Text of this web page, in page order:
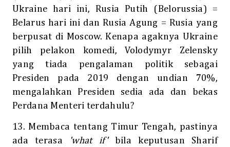
Ukraine hari ini, Rusia Putih (Belorussia) =
Belarus hari ini dan Rusia Agung = Rusia yang
berpusat di Moscow. Kenapa agaknya Ukraine
pilih pelakon komedi, Volodymyr Zelensky
yang tiada pengalaman politik sebagai
Presiden pada 2019 dengan undian 70%,
mengalahkan Presiden sedia ada dan bekas
Perdana Menteri terdahulu?
13. Membaca tentang Timur Tengah, pastinya
ada terasa
'what if'bila keputusan Sharif